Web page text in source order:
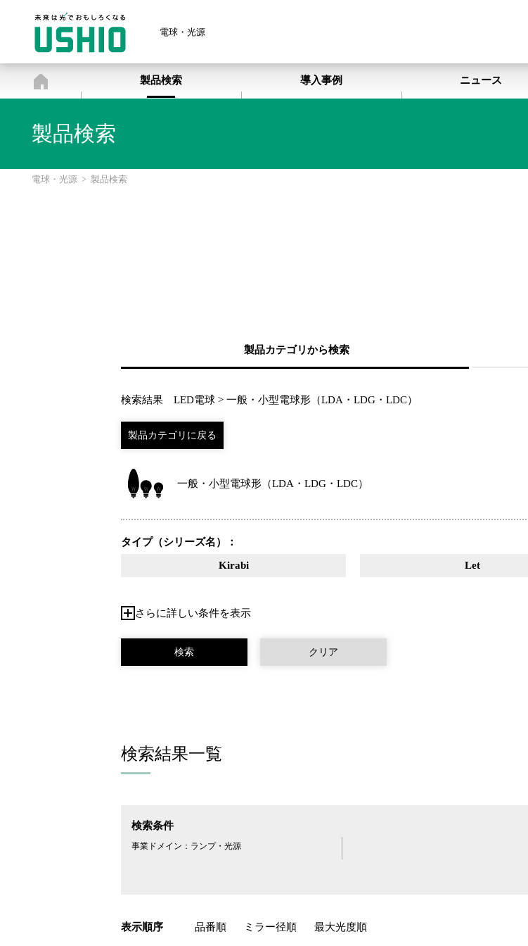
電球・光源
電球・光源
製品検索 導入事例 ニュース
製品検索
電球・光源 > 製品検索
製品カテゴリから検索
検索結果 LED電球 > 一般・小型電球形（LDA・LDG・LDC）
一般・小型電球形（LDA・LDG・LDC）
タイプ（シリーズ名）：
Kirabi Let
さらに詳しい条件を表示
検索結果一覧
検索条件
事業ドメイン： ランプ・光源
表示順序 品番順 ミラー径順 最大光度順